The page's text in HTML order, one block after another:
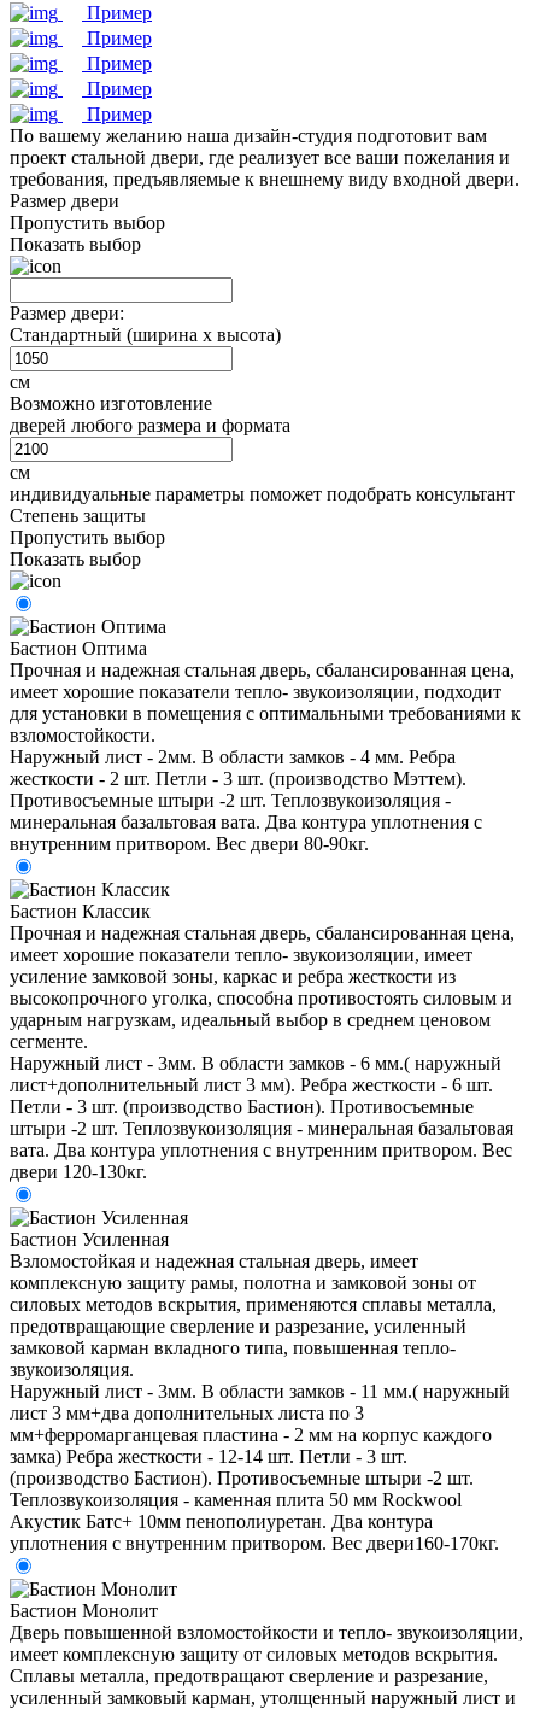
Пример
Пример
Пример
Пример
Пример
По вашему желанию наша дизайн-студия подготовит вам
проект стальной двери, где реализует все ваши пожелания и
требования, предъявляемые к внешнему виду входной двери.
Размер двери
Пропустить выбор
Показать выбор
Размер двери:
Стандартный (ширина х высота)
см
Возможно изготовление
дверей любого размера и формата
см
индивидуальные параметры поможет подобрать консультант
Степень защиты
Пропустить выбор
Показать выбор
Бастион Оптима
Прочная и надежная стальная дверь, сбалансированная цена,
имеет хорошие показатели тепло- звукоизоляции, подходит
для установки в помещения с оптимальными требованиями к
взломостойкости.
Наружный лист - 2мм. В области замков - 4 мм. Ребра
жесткости - 2 шт. Петли - 3 шт. (производство Мэттем).
Противосъемные штыри -2 шт. Теплозвукоизоляция -
минеральная базальтовая вата. Два контура уплотнения с
внутренним притвором. Вес двери 80-90кг.
Бастион Классик
Прочная и надежная стальная дверь, сбалансированная цена,
имеет хорошие показатели тепло- звукоизоляции, имеет
усиление замковой зоны, каркас и ребра жесткости из
высокопрочного уголка, способна противостоять силовым и
ударным нагрузкам, идеальный выбор в среднем ценовом
сегменте.
Наружный лист - 3мм. В области замков - 6 мм.( наружный
лист+дополнительный лист 3 мм). Ребра жесткости - 6 шт.
Петли - 3 шт. (производство Бастион). Противосъемные
штыри -2 шт. Теплозвукоизоляция - минеральная базальтовая
вата. Два контура уплотнения с внутренним притвором. Вес
двери 120-130кг.
Бастион Усиленная
Взломостойкая и надежная стальная дверь, имеет
комплексную защиту рамы, полотна и замковой зоны от
силовых методов вскрытия, применяются сплавы металла,
предотвращающие сверление и разрезание, усиленный
замковой карман вкладного типа, повышенная тепло-
звукоизоляция.
Наружный лист - 3мм. В области замков - 11 мм.( наружный
лист 3 мм+два дополнительных листа по 3
мм+ферромарганцевая пластина - 2 мм на корпус каждого
замка) Ребра жесткости - 12-14 шт. Петли - 3 шт.
(производство Бастион). Противосъемные штыри -2 шт.
Теплозвукоизоляция - каменная плита 50 мм Rockwool
Акустик Батс+ 10мм пенополиуретан. Два контура
уплотнения с внутренним притвором. Вес двери160-170кг.
Бастион Монолит
Дверь повышенной взломостойкости и тепло- звукоизоляции,
имеет комплексную защиту от силовых методов вскрытия.
Сплавы металла, предотвращают сверление и разрезание,
усиленный замковый карман, утолщенный наружный лист и